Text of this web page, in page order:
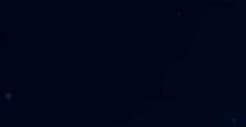
L'un des avantages
l'utiliser sans payer de